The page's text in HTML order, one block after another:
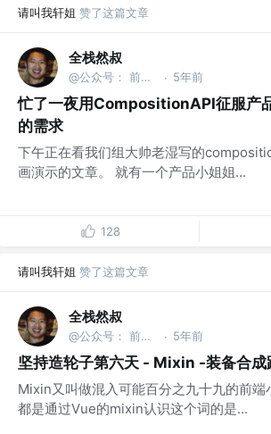
请叫我轩姐 赞了这篇文章
全栈然叔
@公众号： 前端大班车 · 5年前
忙了一夜用CompositionAPI征服产
的需求
下午正在看我们组大帅老湿写的
画演示的文章。 就有一个产品小姐姐...
128
请叫我轩姐 赞了这篇文章
全栈然叔
@公众号： 前端大班车 · 5年前
坚持造轮子第六天 - Mixin -装备合成
Mixin又叫做混入可能百分之九十九的前端
都是通过Vue的mixin认识这个词的是...